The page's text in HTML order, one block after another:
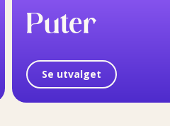
Puter
Se utvalget